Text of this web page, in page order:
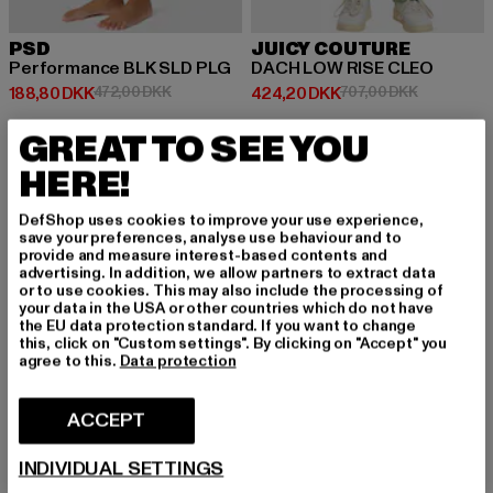
PSD
Performance BLK SLD PLG
188,80 DKK
Nuværende pris: 188,80 DKK
472,00 DKKKampagnepris: 472,00 DKK
JUICY COUTURE
DACH LOW RISE CLEO
424,20 DKK
Nuværende pris: 424,20 DKK
707,00 DKK
-40%
GREAT TO SEE YOU
HERE!
DefShop uses cookies to improve your use experience,
save your preferences, analyse use behaviour and to
provide and measure interest-based contents and
advertising. In addition, we allow partners to extract data
or to use cookies. This may also include the processing of
your data in the USA or other countries which do not have
the EU data protection standard. If you want to change
this, click on "Custom settings". By clicking on "Accept" you
agree to this. Data protection
ACCEPT
INDIVIDUAL SETTINGS